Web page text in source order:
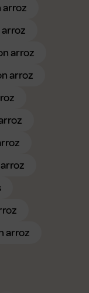
arroz
arroz
arroz
arroz